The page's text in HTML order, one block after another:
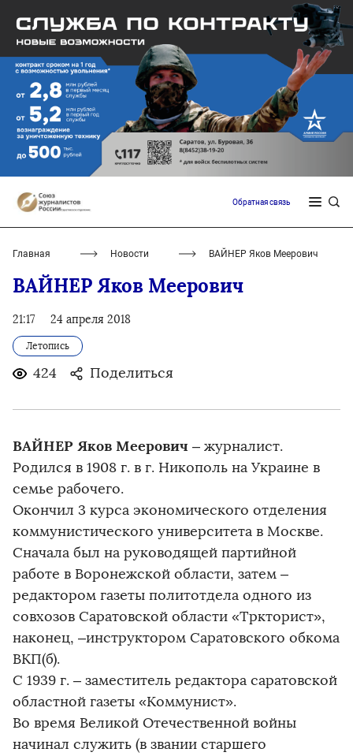
Обратная связь
Главная Новости ВАЙНЕР Яков Меерович
ВАЙНЕР Яков Меерович
21:17 24 апреля 2018
Летопись
424 Поделиться
ВАЙНЕР Яков Меерович – журналист.
Родился в 1908 г. в г. Никополь на Украине в
семье рабочего.
Окончил 3 курса экономического отделения
коммунистического университета в Москве.
Сначала был на руководящей партийной
работе в Воронежской области, затем –
редактором газеты политотдела одного из
совхозов Саратовской области «Тркторист»,
наконец, –инструктором Саратовского обкома
ВКП(б).
С 1939 г. – заместитель редактора саратовской
областной газеты «Коммунист».
Во время Великой Отечественной войны
начинал служить (в звании старшего